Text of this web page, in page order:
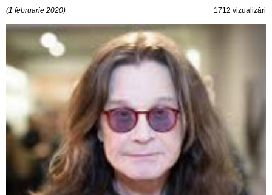
(1 februarie 2020) 1712 vizualizări